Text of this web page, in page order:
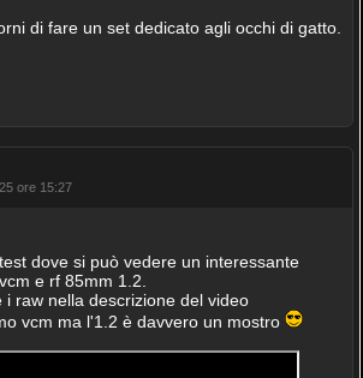
di fare un set dedicato agli occhi di gatto.
ore 15:27
dove si può vedere un interessante
e rf 85mm 1.2.
i raw nella descrizione del video
vcm ma l'1.2 è davvero un mostro